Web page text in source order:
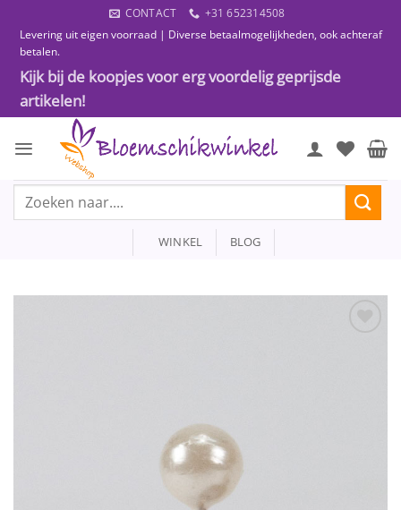
naar
inhoud
CONTACT
+31 652314508
Levering uit eigen voorraad | Diverse betaalmogelijkheden, ook achteraf
betalen.
Kijk bij de koopjes voor erg voordelig geprijsde
artikelen!
Zoeken
WINKEL BLOG